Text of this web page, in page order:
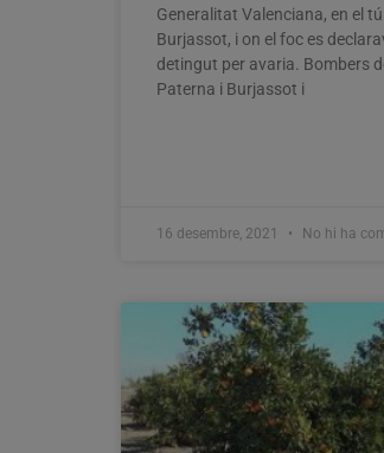
Generalitat Valenciana, en el
Burjassot, i on el foc es
detingut per avaria. Bombers
Paterna i Burjassot i
16 desembre, 2021 No hi ha